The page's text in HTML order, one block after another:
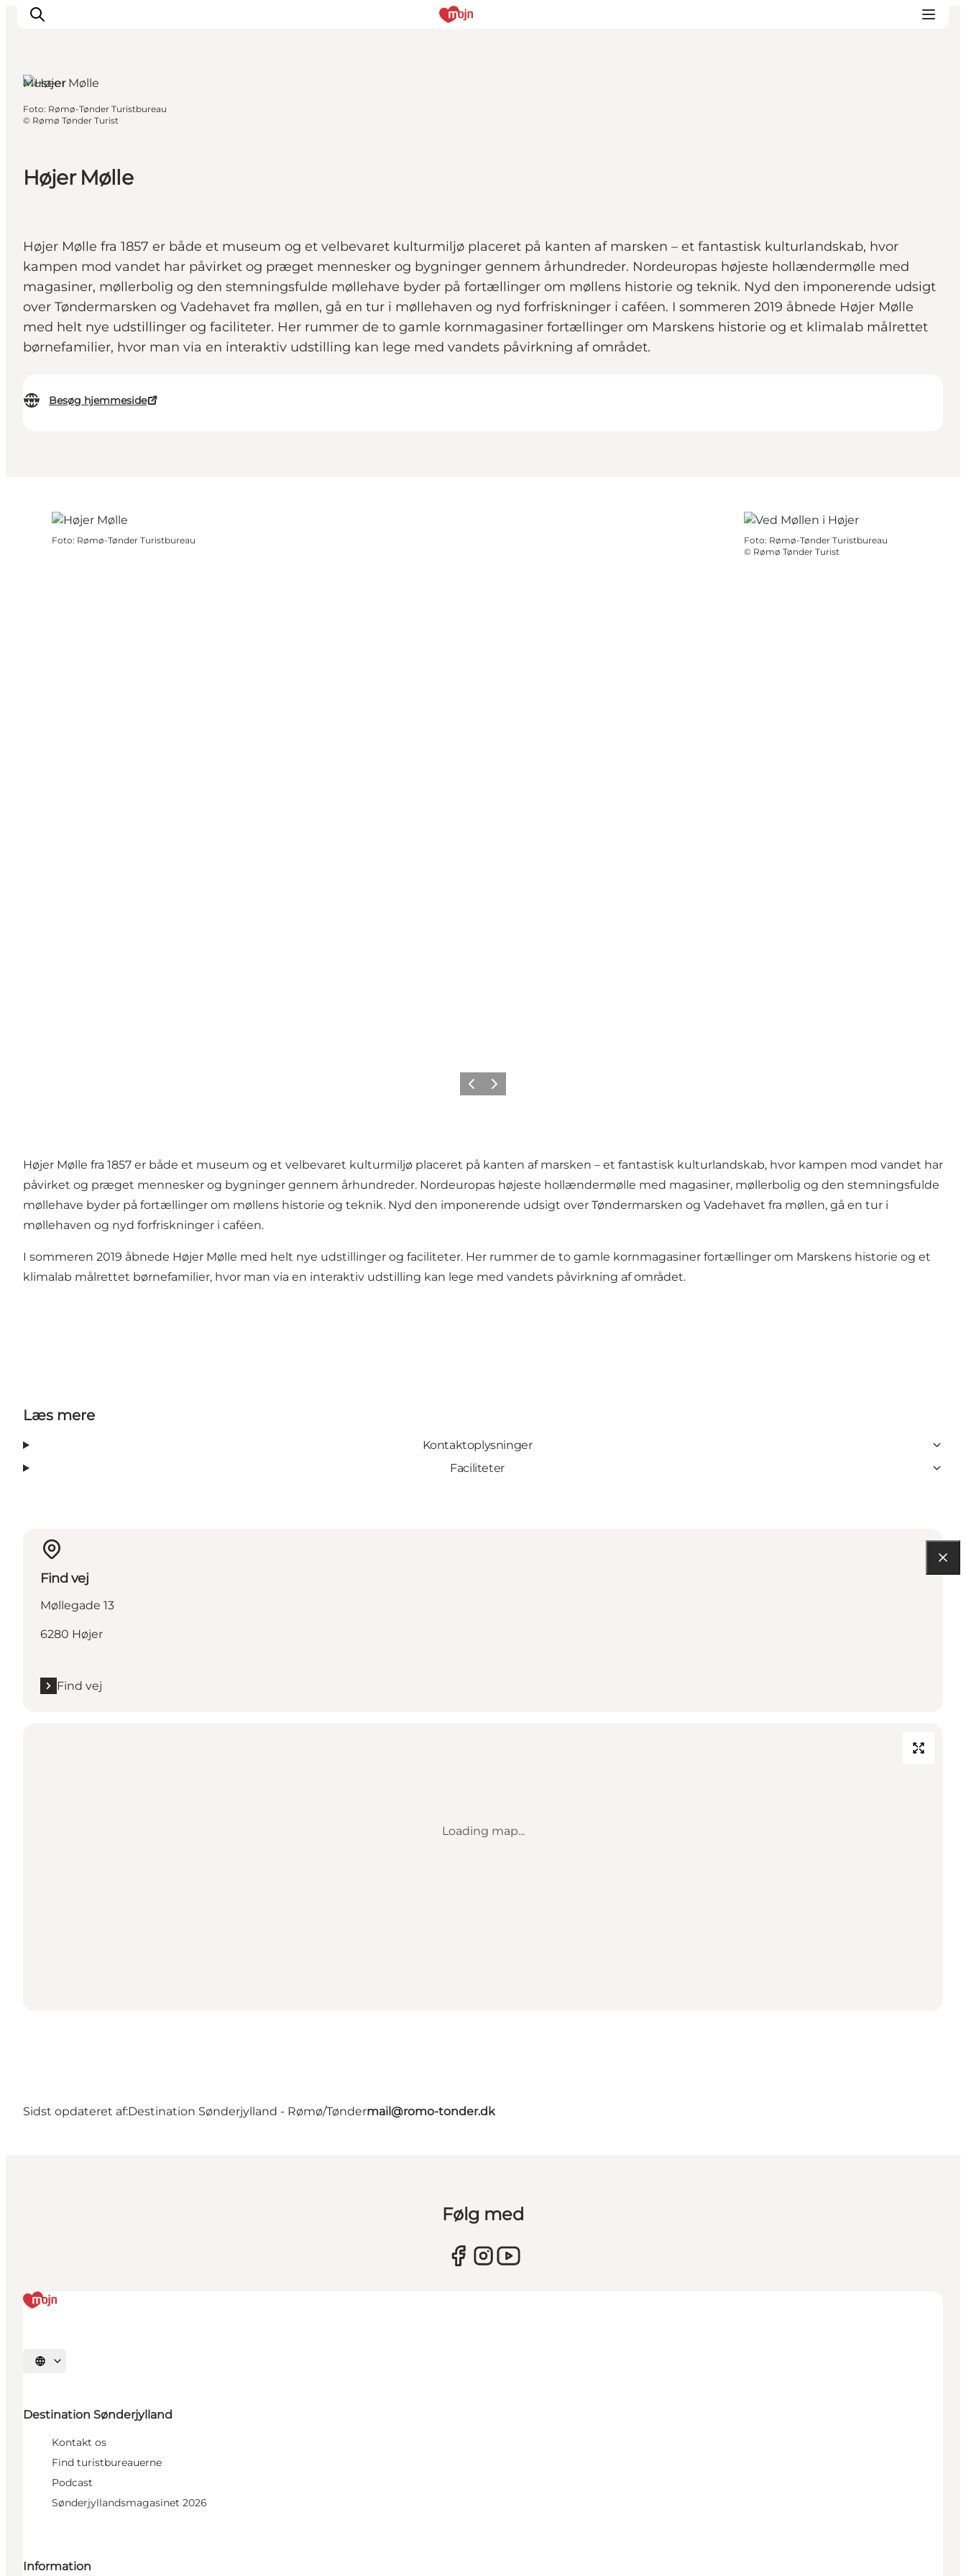
Oplevelser
Overnatning
Højer Mølle
Højer Mølle fra 1857 er både et museum og et velbevaret kulturmiljø placeret på kanten af marsken – et fantastisk kulturlandskab, hvor
kampen mod vandet har påvirket og præget mennesker og bygninger gennem århundreder. Nordeuropas højeste hollændermølle med
magasiner, møllerbolig og den stemningsfulde møllehave byder på fortællinger om møllens historie og teknik. Nyd den imponerende udsigt
over Tøndermarsken og Vadehavet fra møllen, gå en tur i møllehaven og nyd forfriskninger i caféen. I sommeren 2019 åbnede Højer Mølle
med helt nye udstillinger og faciliteter. Her rummer de to gamle kornmagasiner fortællinger om Marskens historie og et klimalab målrettet
børnefamilier, hvor man via en interaktiv udstilling kan lege med vandets påvirkning af området.
Besøg hjemmeside
Museer
Foto: Rømø-Tønder Turistbureau
© Rømø Tønder Turist
Foto: Rømø-Tønder Turistbureau Foto: Rømø-Tønder Turistbureau
© Rømø Tønder Turist
ForrigeNæste
Højer Mølle fra 1857 er både et museum og et velbevaret kulturmiljø placeret på kanten af marsken – et fantastisk kulturlandskab, hvor kampen mod vandet har
påvirket og præget mennesker og bygninger gennem århundreder. Nordeuropas højeste hollændermølle med magasiner, møllerbolig og den stemningsfulde
møllehave byder på fortællinger om møllens historie og teknik. Nyd den imponerende udsigt over Tøndermarsken og Vadehavet fra møllen, gå en tur i
møllehaven og nyd forfriskninger i caféen.
I sommeren 2019 åbnede Højer Mølle med helt nye udstillinger og faciliteter. Her rummer de to gamle kornmagasiner fortællinger om Marskens historie og et
klimalab målrettet børnefamilier, hvor man via en interaktiv udstilling kan lege med vandets påvirkning af området.
Læs mere
Kontaktoplysninger
Faciliteter
Find vej
Møllegade 13
6280 Højer
Find vej
Loading map...
Sidst opdateret af:Destination Sønderjylland - Rømø/Tøndermail@romo-tonder.dk
Følg med
Vælg sprog
Destination Sønderjylland
Kontakt os
Find turistbureauerne
Podcast
Sønderjyllandsmagasinet 2026
Information